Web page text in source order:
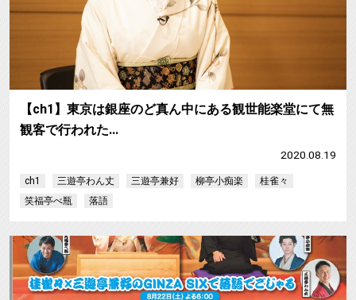
【ch1】東京は銀座のど真ん中にある観世能楽堂にて無
観客で行われた…
2020.08.19
ch1 三遊亭わん丈 三遊亭兼好 柳亭小痴楽
桂雀々
笑福亭べ瓶
落語